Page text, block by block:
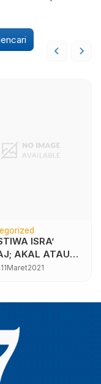
ISRA’
AKAL ATAU
BERLAKU?
11Maret2021